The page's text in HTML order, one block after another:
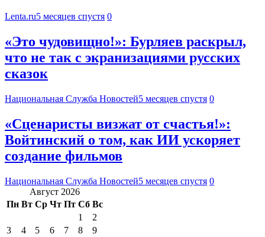
Lenta.ru5 месяцев спустя 0
«Это чудовищно!»: Бурляев раскрыл,
что не так с экранизациями русских
сказок
Национальная Служба Новостей5 месяцев спустя 0
«Сценаристы визжат от счастья!»:
Войтинский о том, как ИИ ускоряет
создание фильмов
Национальная Служба Новостей5 месяцев спустя 0
Август 2026
Пн Вт Ср Чт Пт Сб Вс
1
2
3
4 5 6 7 8
9